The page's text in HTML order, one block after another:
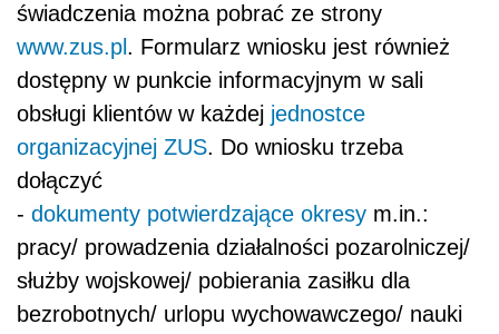
świadczenia można pobrać ze strony
www.zus.pl . Formularz wniosku jest również
dostępny w punkcie informacyjnym w sali
obsługi klientów w każdej jednostce
organizacyjnej ZUS. Do wniosku trzeba
dołączyć
- dokumenty potwierdzające okresy m.in.:
pracy/ prowadzenia działalności pozarolniczej/
służby wojskowej/ pobierania zasiłku dla
bezrobotnych/ urlopu wychowawczego/ nauki